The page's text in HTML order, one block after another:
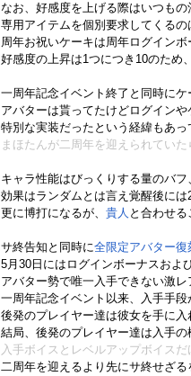
なお、好感度を上げる際はいつも
専用アイテムを個別要求してくる
周年お祝いケーキは周年ログイン
好感度の上昇は1つにつき10のため
一周年記念イベント終了と同時にケ
アバターは貰ってたけどログイン
特別な実装だったという経緯もあ
まほたんが二周年を迎えられてい
キャラ性能はびっくりする量のバフ
効果はランダムとは言え覚醒後には
更に博打になるが、 貴人 と合わせる
サ終告知と同時に全限定アバター復
5月30日にはログインボーナスおよ
アバター勢で唯一入手できない激レ
一周年記念イベント以来、入手手
後発のプレイヤー達は彼女を手に
結局、後発のプレイヤー達は入手の
入手ボイスとレベルアップボイス
二周年を迎えるより先にサ終せざ